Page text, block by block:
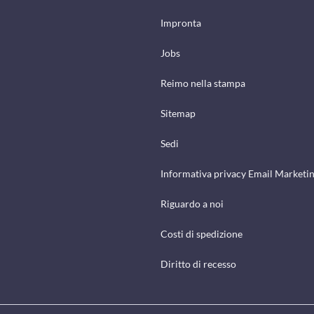
Impronta
Jobs
Reimo nella stampa
Sitemap
Sedi
Informativa privacy Email
Riguardo a noi
Costi di spedizione
Diritto di recesso